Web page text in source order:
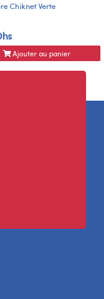
Chiknet Verte
Ajouter au panier